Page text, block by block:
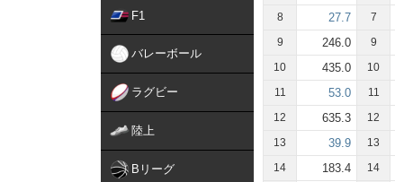
F1
バレーボール
ラグビー
陸上
Bリーグ
8 27.7
9 246.0
10 435.0
11 53.0
12 635.3
13 39.9
14 183.4
7
9
10
11
12
13
14